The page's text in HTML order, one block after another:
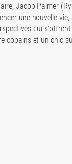
Jacob Palmer
une nouvelle
qui
copains et un chic